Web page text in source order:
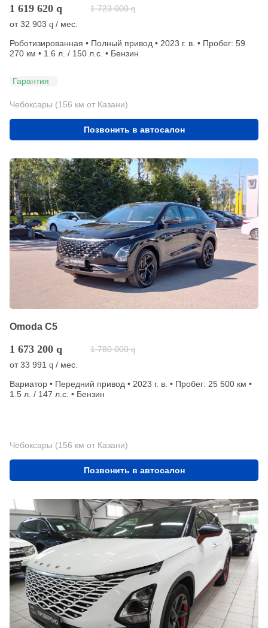
1 619 620 q 1 723 000 q
от32 903 q / мес.
Роботизированная • Полный привод • 2023 г. в. • Пробег: 59
270 км • 1.6 л. / 150 л.с. • Бензин
Гарантия
Чебоксары (156 км от Казани)
Позвонить в автосалон
Omoda C5
1 673 200 q 1 780 000 q
от33 991 q / мес.
Вариатор • Передний привод • 2023 г. в. • Пробег: 25 500 км •
1.5 л. / 147 л.с. • Бензин
Чебоксары (156 км от Казани)
Позвонить в автосалон